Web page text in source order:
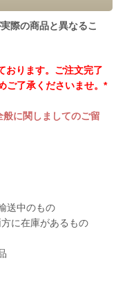
際の商品と異なるこ
おります。ご注文完了
ご了承くださいませ。*
に関しましてのご留
送中のもの
に在庫があるもの